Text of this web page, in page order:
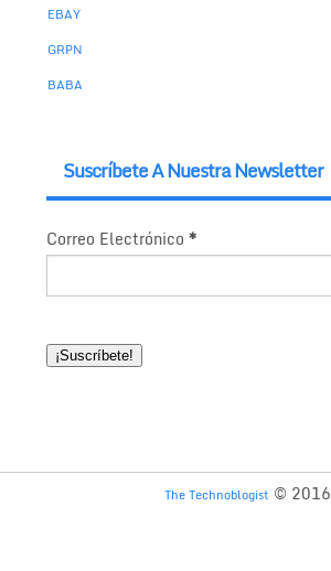
EBAY
GRPN
BABA
Suscríbete A Nuestra Newsletter
Correo Electrónico *
The Technoblogist © 2016